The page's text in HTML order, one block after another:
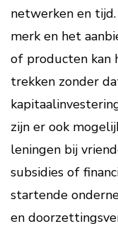
netwerken en
merk en het
of producten kan
trekken zonder
zijn er ook
leningen bij
subsidies of
startende
en